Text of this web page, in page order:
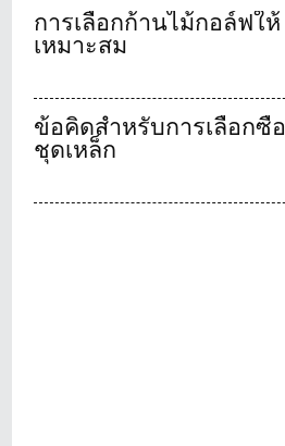
การเลือกก้านไม้กอล์ฟให้
เหมาะสม
ข้อคิดสำหรับการเลือกซื้อ
ชุดเหล็ก